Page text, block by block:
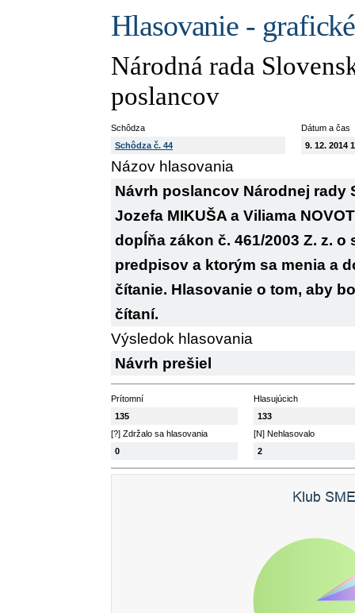
Hlasovanie -
Národná rada
poslancov
Schôdza
Schôdza č. 44
Dátum a čas
9. 12. 2014
Názov hlasovania
Návrh poslancov Národnej rady
Jozefa MIKUŠA a Viliama
dopĺňa zákon č. 461/2003 Z. z.
predpisov a ktorým sa menia a
čítanie. Hlasovanie o tom, aby
čítaní.
Výsledok hlasovania
Návrh prešiel
Prítomní
135
Hlasujúcich
133
[?] Zdržalo sa hlasovania
0
[N] Nehlasovalo
2